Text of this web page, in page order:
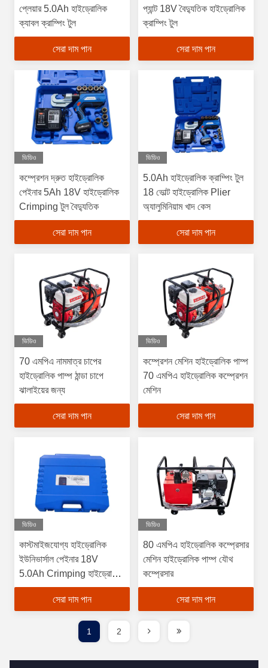
প্লেয়ার 5.0Ah হাইড্রোলিক
ক্যাবল ক্রাম্পিং টুল
সেরা দাম পান
প্যান্ট 18V বৈদ্যুতিক হাইড্রোলিক
ক্রাম্পিং টুল
সেরা দাম পান
ভিডিও
কম্প্রেশন দ্রুত হাইড্রোলিক
পেইনার 5Ah 18V হাইড্রোলিক
Crimping টুল বৈদ্যুতিক
সেরা দাম পান
ভিডিও
5.0Ah হাইড্রোলিক ক্রাম্পিং টুল
18 ভোল্ট হাইড্রোলিক Plier
অ্যালুমিনিয়াম খাদ কেস
সেরা দাম পান
ভিডিও
70 এমপিএ নামমাত্র চাপের
হাইড্রোলিক পাম্প ঠান্ডা চাপে
ঝালাইয়ের জন্য
সেরা দাম পান
ভিডিও
কম্প্রেশন মেশিন হাইড্রোলিক পাম্প
70 এমপিএ হাইড্রোলিক কম্প্রেশন
মেশিন
সেরা দাম পান
ভিডিও
কাস্টমাইজযোগ্য হাইড্রোলিক
ইউনিভার্সাল পেইনার 18V
5.0Ah Crimping হাইড্রোলিক
টুল
সেরা দাম পান
ভিডিও
80 এমপিএ হাইড্রোলিক কম্প্রেসার
মেশিন হাইড্রোলিক পাম্প যৌথ
কম্প্রেসার
সেরা দাম পান
1 2